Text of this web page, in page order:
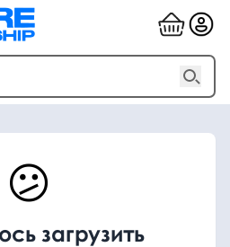
😕
загрузить